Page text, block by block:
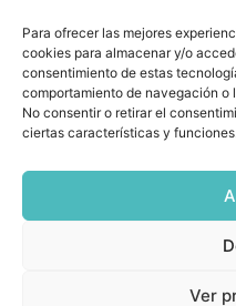
Para ofrecer las mejores
cookies para almacenar y/o
consentimiento de estas
comportamiento de navegación
No consentir o retirar el
ciertas características y
Ver